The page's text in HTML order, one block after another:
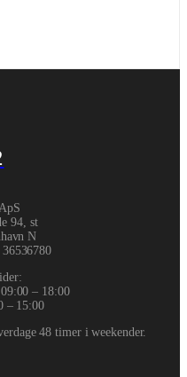
94, st
N
36536780
– 18:00
– 15:00
48 timer i weekender.